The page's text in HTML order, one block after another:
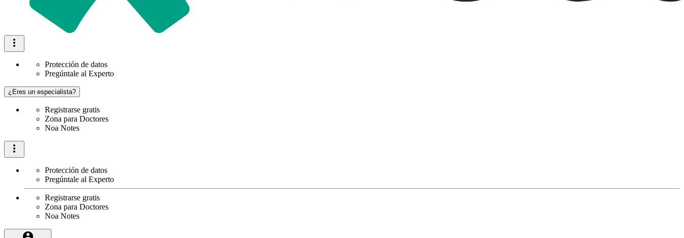
Protección de datos
Pregúntale al Experto
¿Eres un especialista?
Registrarse gratis
Zona para Doctores
Noa Notes
Protección de datos
Pregúntale al Experto
Registrarse gratis
Zona para Doctores
Noa Notes